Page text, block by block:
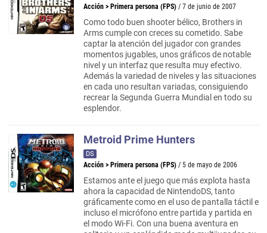
Acción > Primera persona (FPS) / 7 de junio de 2007
Como todo buen shooter bélico, Brothers in
Arms cumple con creces su cometido. Sabe
captar la atención del jugador con grandes
momentos jugables, unos gráficos de notable
nivel y un interfaz que resulta muy efectivo.
Además la variedad de niveles y las situaciones
en cada uno resultan variadas, consiguiendo
recrear la Segunda Guerra Mundial en todo su
esplendor.
Metroid Prime Hunters
DS
Acción > Primera persona (FPS) / 5 de mayo de 2006
Estamos ante el juego que más explota hasta
ahora la capacidad de NintendoDS, tanto
gráficamente como en el uso de pantalla táctil e
incluso el micrófono entre partida y partida en
el modo Wi-Fi. Con una buena aventura en